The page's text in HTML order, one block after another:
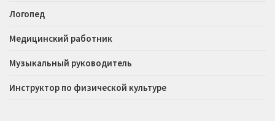
Логопед
Медицинский работник
Музыкальный руководитель
Инструктор по физической культуре